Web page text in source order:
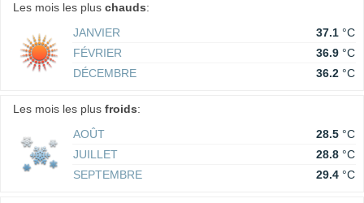
Les mois les plus chauds:
JANVIER
37.1 °C
FÉVRIER
36.9 °C
DÉCEMBRE
36.2 °C
Les mois les plus froids:
AOÛT
28.5 °C
JUILLET
28.8 °C
SEPTEMBRE
29.4 °C